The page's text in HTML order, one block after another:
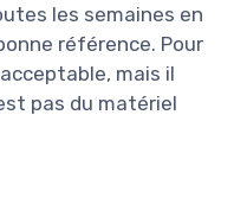
les semaines en
référence. Pour
mais il
pas du matériel